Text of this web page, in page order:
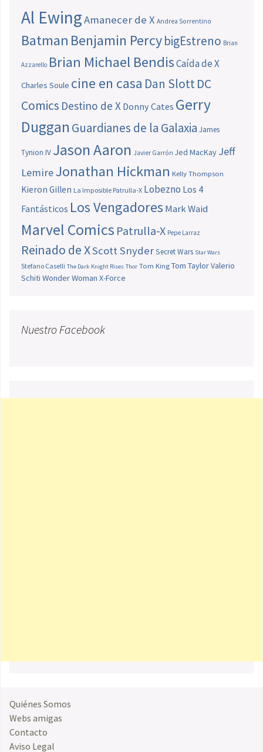
Al EwingAmanecer de X Andrea Sorrentino
Batman Benjamin PercybigEstreno Brian
Azzarello Brian Michael BendisCaída de X
Charles Soule cine en casa Dan SlottDC
Comics Destino de X Donny Cates Gerry
Duggan Guardianes de la Galaxia James
Tynion IV Jason Aaron Javier Garrón Jed MacKay Jeff
LemireJonathan Hickman Kelly Thompson
Kieron Gillen La Imposible Patrulla-X Lobezno Los 4
Fantásticos Los Vengadores Mark Waid
Marvel Comics Patrulla-X Pepe Larraz
Reinado de XScott SnyderSecret Wars Star Wars
Stefano Caselli The Dark Knight Rises Thor Tom King Tom TaylorValerio
Schiti Wonder Woman X-Force
Nuestro Facebook
Quiénes Somos
Webs amigas
Contacto
Aviso Legal